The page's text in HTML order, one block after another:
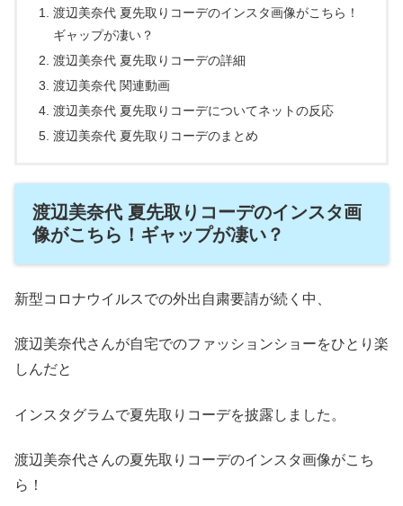
渡辺美奈代 夏先取りコーデのインスタ画像がこちら！
ギャップが凄い？
渡辺美奈代 夏先取りコーデの詳細
渡辺美奈代 関連動画
渡辺美奈代 夏先取りコーデについてネットの反応
渡辺美奈代 夏先取りコーデのまとめ
渡辺美奈代 夏先取りコーデのインスタ画
像がこちら！ギャップが凄い？
新型コロナウイルスでの外出自粛要請が続く中、
渡辺美奈代さんが自宅でのファッションショーをひとり楽
しんだと
インスタグラムで夏先取りコーデを披露しました。
渡辺美奈代さんの夏先取りコーデのインスタ画像がこち
ら！